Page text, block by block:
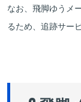
なお、飛脚ゆうメ
るため、追跡サー